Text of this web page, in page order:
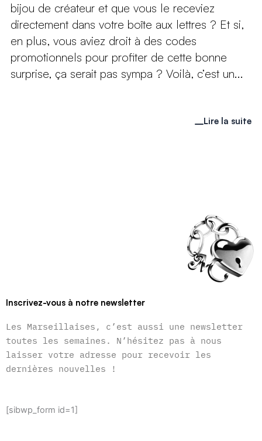
bijou de créateur et que vous le receviez
directement dans votre boîte aux lettres ? Et si,
en plus, vous aviez droit à des codes
promotionnels pour profiter de cette bonne
surprise, ça serait pas sympa ? Voilà, c’est un...
Lire la suite
Inscrivez-vous à notre newsletter
Les Marseillaises, c’est aussi une newsletter
toutes les semaines. N’hésitez pas à nous
laisser votre adresse pour recevoir les
dernières nouvelles !
[sibwp_form id=1]